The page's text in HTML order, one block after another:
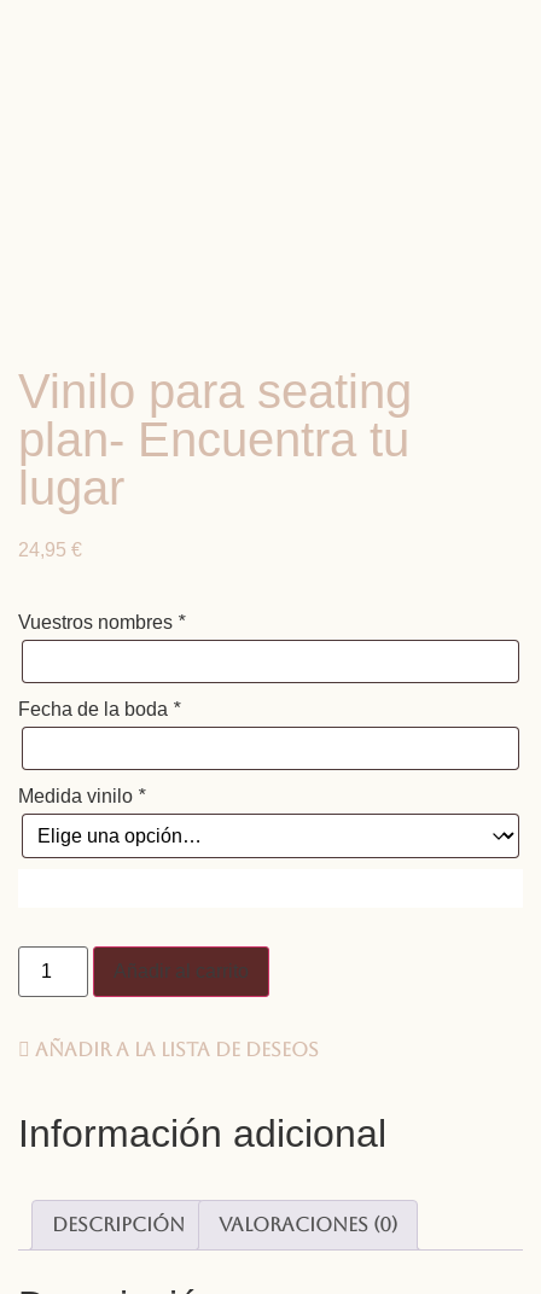
Vinilo para seating
plan- Encuentra tu
lugar
24,95 €
Vuestros nombres *
Fecha de la boda *
Medida vinilo *
Añadir al carrito
Añadir a la lista de deseos
Información adicional
Descripción Valoraciones (0)